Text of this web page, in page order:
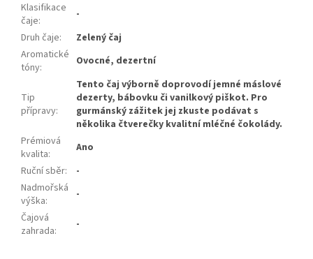
Klasifikace
čaje:
-
Druh čaje:
Zelený čaj
Aromatické
tóny: Ovocné, dezertní
Tip
přípravy:
Tento čaj výborně doprovodí jemné máslové
dezerty, bábovku či vanilkový piškot. Pro
gurmánský zážitek jej zkuste podávat s
několika čtverečky kvalitní mléčné čokolády.
Prémiová
kvalita:
Ano
Ruční sběr:
-
Nadmořská
výška:
-
Čajová
zahrada: -